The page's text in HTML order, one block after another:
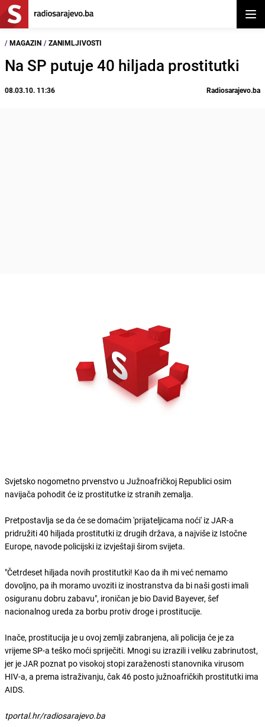
/ MAGAZIN / ZANIMLJIVOSTI
Na SP putuje 40 hiljada prostitutki
08.03.10. 11:36 Radiosarajevo.ba
Svjetsko nogometno prvenstvo u Južnoafričkoj Republici osim
navijača pohodit će iz prostitutke iz stranih zemalja.
Pretpostavlja se da će se domaćim 'prijateljicama noći' iz JAR-a
pridružiti 40 hiljada prostitutki iz drugih država, a najviše iz Istočne
Europe, navode policijski iz izvještaji širom svijeta.
"Četrdeset hiljada novih prostitutki! Kao da ih mi već nemamo
dovoljno, pa ih moramo uvoziti iz inostranstva da bi naši gosti imali
osiguranu dobru zabavu", ironičan je bio David Bayever, šef
nacionalnog ureda za borbu protiv droge i prostitucije.
Inače, prostitucija je u ovoj zemlji zabranjena, ali policija će je za
vrijeme SP-a teško moći spriječiti. Mnogi su izrazili i veliku zabrinutost,
jer je JAR poznat po visokoj stopi zaraženosti stanovnika virusom
HIV-a, a prema istraživanju, čak 46 posto južnoafričkih prostitutki ima
AIDS.
tportal.hr/radiosarajevo.ba